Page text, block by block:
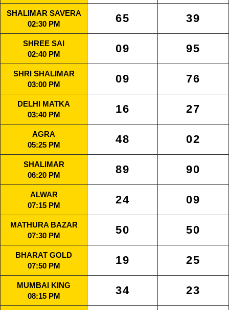
SHALIMAR SAVERA
02:30 PM
65 39
SHREE SAI
02:40 PM
09 95
SHRI SHALIMAR
03:00 PM
09 76
DELHI MATKA
03:40 PM
16 27
AGRA
05:25 PM
48 02
SHALIMAR
06:20 PM
89 90
ALWAR
07:15 PM
24 09
MATHURA BAZAR
07:30 PM
50 50
BHARAT GOLD
07:50 PM
19 25
MUMBAI KING
08:15 PM
34 23